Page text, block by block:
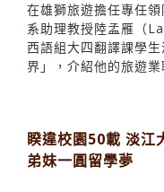
在雄獅旅遊擔任專任
系助理教授陸孟雁（
西語組大四翻譯課學
界」，介紹他的旅遊業
睽違校園50載 淡江
弟妹一圓留學夢